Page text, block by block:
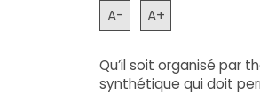
A- A+
Qu’il soit organisé par
synthétique qui doit